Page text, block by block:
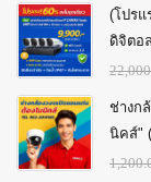
(โปรแ
ดิจิตอ
ช่างก
นิคส์"